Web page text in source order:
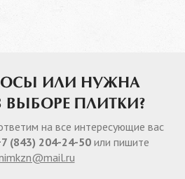
ИЛИ НУЖНА
ПЛИТКИ?
на все интересующие вас
(843) 204-24-50 или пишите